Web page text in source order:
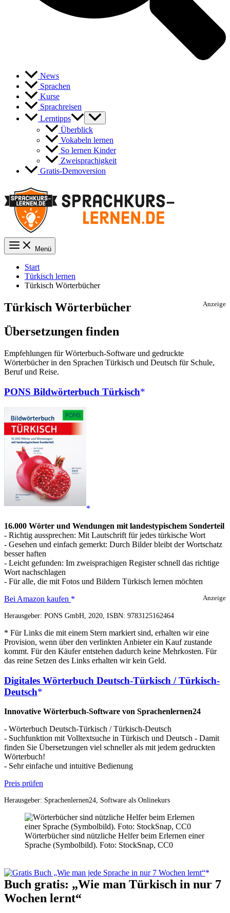
News
Sprachen
Kurse
Sprachreisen
Lerntipps
Überblick
Vokabeln lernen
So lernen Kinder
Zweisprachigkeit
Gratis-Demoversion
Menü
Start
Türkisch lernen
Türkisch Wörterbücher
Anzeige
Türkisch Wörterbücher
Übersetzungen finden
Empfehlungen für Wörterbuch-Software und gedruckte
Wörterbücher in den Sprachen Türkisch und Deutsch für Schule,
Beruf und Reise.
PONS Bildwörterbuch Türkisch
16.000 Wörter und Wendungen mit landestypischem Sonderteil
- Richtig aussprechen: Mit Lautschrift für jedes türkische Wort
- Gesehen und einfach gemerkt: Durch Bilder bleibt der Wortschatz
besser haften
- Leicht gefunden: Im zweisprachigen Register schnell das richtige
Wort nachschlagen
- Für alle, die mit Fotos und Bildern Türkisch lernen möchten
Anzeige
PONS
Türkisch
Bei Amazon kaufen
Herausgeber: PONS GmbH, 2020, ISBN: 9783125162464
* Für Links die mit einem Stern markiert sind, erhalten wir eine
Provision, wenn über den verlinkten Anbieter ein Kauf zustande
kommt. Für den Käufer entstehen dadurch keine Mehrkosten. Für
das reine Setzen des Links erhalten wir kein Geld.
Digitales Wörterbuch Deutsch-Türkisch / Türkisch-
Deutsch
Innovative Wörterbuch-Software von Sprachenlernen24
- Wörterbuch Deutsch-Türkisch / Türkisch-Deutsch
- Suchfunktion mit Volltextsuche in Türkisch und Deutsch - Damit
finden Sie Übersetzungen viel schneller als mit jedem gedruckten
Wörterbuch!
- Sehr einfache und intuitive Bedienung
Preis prüfen
Herausgeber: Sprachenlernen24, Software als Onlinekurs
Wörterbücher sind nützliche Helfer beim Erlernen einer
Sprache (Symbolbild). Foto: StockSnap, CC0
Buch gratis: „Wie man Türkisch in nur 7
Wochen lernt“